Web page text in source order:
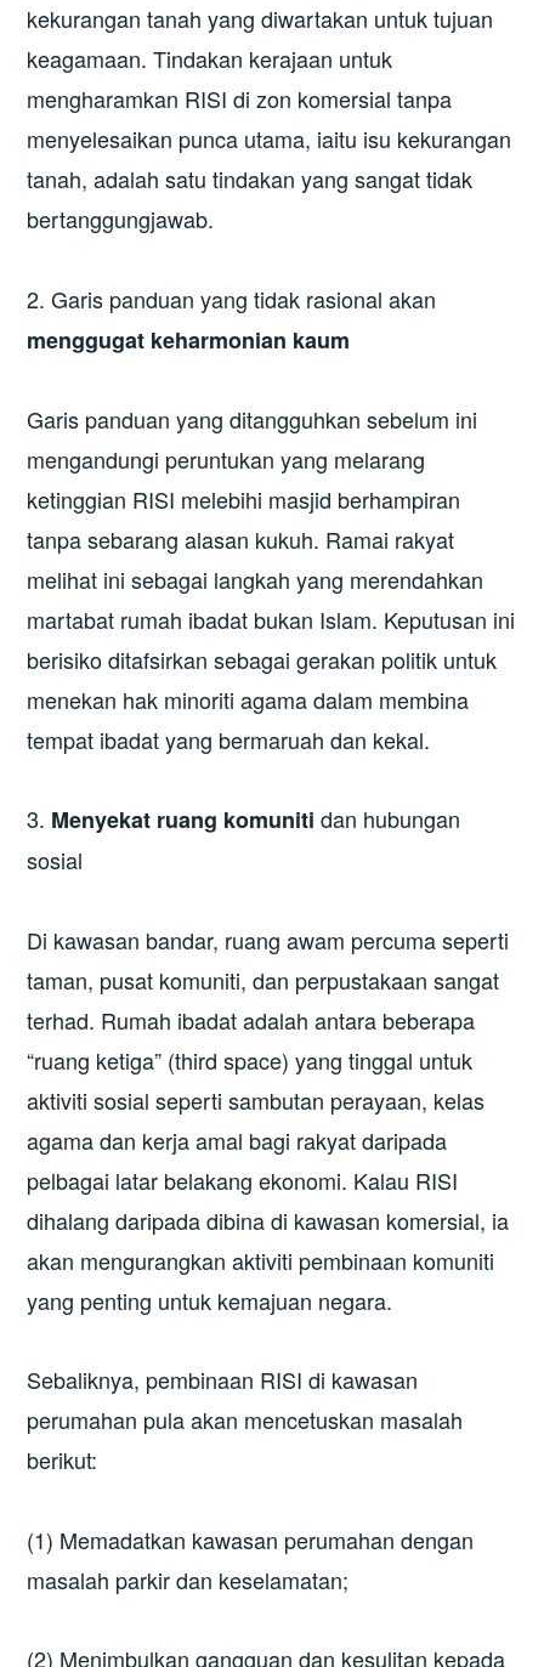
kekurangan tanah yang diwartakan untuk tujuan
keagamaan. Tindakan kerajaan untuk
mengharamkan RISI di zon komersial tanpa
menyelesaikan punca utama, iaitu isu kekurangan
tanah, adalah satu tindakan yang sangat tidak
bertanggungjawab.
2. Garis panduan yang tidak rasional akan
menggugat keharmonian kaum
Garis panduan yang ditangguhkan sebelum ini
mengandungi peruntukan yang melarang
ketinggian RISI melebihi masjid berhampiran
tanpa sebarang alasan kukuh. Ramai rakyat
melihat ini sebagai langkah yang merendahkan
martabat rumah ibadat bukan Islam. Keputusan ini
berisiko ditafsirkan sebagai gerakan politik untuk
menekan hak minoriti agama dalam membina
tempat ibadat yang bermaruah dan kekal.
3. Menyekat ruang komunitidan hubungan
sosial
Di kawasan bandar, ruang awam percuma seperti
taman, pusat komuniti, dan perpustakaan sangat
terhad. Rumah ibadat adalah antara beberapa
“ruang ketiga” (third space) yang tinggal untuk
aktiviti sosial seperti sambutan perayaan, kelas
agama dan kerja amal bagi rakyat daripada
pelbagai latar belakang ekonomi. Kalau RISI
dihalang daripada dibina di kawasan komersial, ia
akan mengurangkan aktiviti pembinaan komuniti
yang penting untuk kemajuan negara.
Sebaliknya, pembinaan RISI di kawasan
perumahan pula akan mencetuskan masalah
berikut:
(1) Memadatkan kawasan perumahan dengan
masalah parkir dan keselamatan;
(2) Menimbulkan gangguan dan kesulitan kepada